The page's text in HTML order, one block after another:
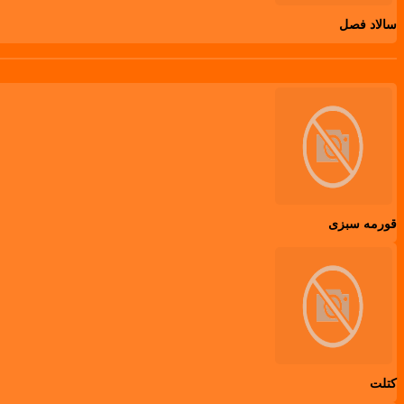
سالاد فصل
قورمه سبزی
کتلت